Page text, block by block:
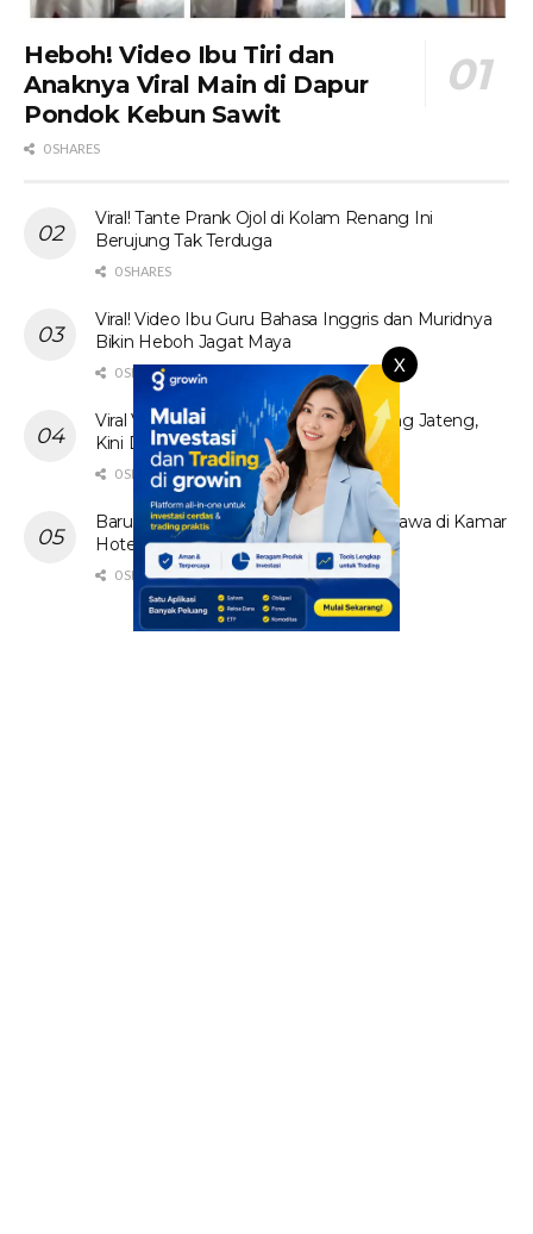
X
Heboh! Video Ibu Tiri dan
Anaknya Viral Main di Dapur
Pondok Kebun Sawit
0 SHARES
Viral! Tante Prank Ojol di Kolam Renang Ini
Berujung Tak Terduga
0 SHARES
Viral! Video Ibu Guru Bahasa Inggris dan Muridnya
Bikin Heboh Jagat Maya
0 SHARES
Viral Video Tak Senonoh Sejoli di Batang Jateng,
Kini Diburu
0 SHARES
Baru! Video Cewek Jilbab Cantik Asal Jawa di Kamar
Hotel Hebohkan Media Sosial
0 SHARES